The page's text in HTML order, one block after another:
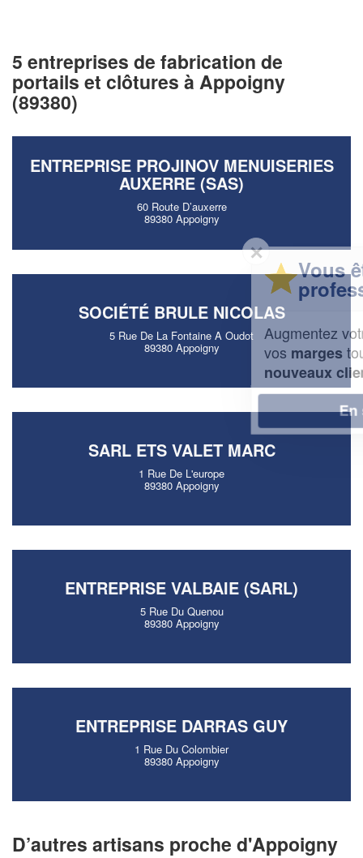
5 entreprises de fabrication de
portails et clôtures à Appoigny
(89380)
ENTREPRISE PROJINOV MENUISERIES
AUXERRE (SAS)
60 Route D’auxerre
89380 Appoigny
SOCIÉTÉ BRULE NICOLAS
5 Rue De La Fontaine A Oudot
89380 Appoigny
SARL ETS VALET MARC
1 Rue De L'europe
89380 Appoigny
ENTREPRISE VALBAIE (SARL)
5 Rue Du Quenou
89380 Appoigny
ENTREPRISE DARRAS GUY
1 Rue Du Colombier
89380 Appoigny
D’autres artisans proche d'Appoigny
✕
Vous êtes un
professionnel ?
Augmentez votrechiffre d'affaireset
margestout en gagnant de
En savoir plus